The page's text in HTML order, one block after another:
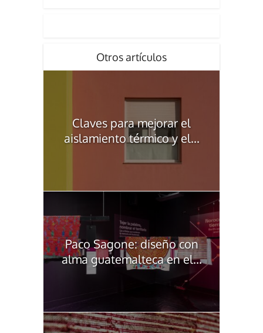
Otros artículos
Claves para mejorar el
aislamiento térmico y el...
Paco Sagone: diseño con
alma guatemalteca en el...